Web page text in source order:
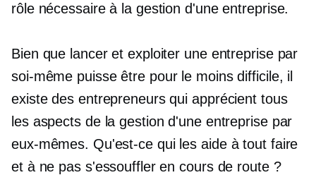
rôle nécessaire à la gestion d'une entreprise.
Bien que lancer et exploiter une entreprise par
soi-même puisse être pour le moins difficile, il
existe des entrepreneurs qui apprécient tous
les aspects de la gestion d'une entreprise par
eux-mêmes. Qu'est-ce qui les aide à tout faire
et à ne pas s'essouffler en cours de route ?